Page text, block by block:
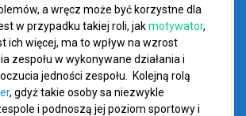
a wręcz może być korzystne dla
w przypadku takiej roli, jakmotywator,
ich więcej, ma to wpływ na wzrost
zespołu w wykonywane działania i
jedności zespołu. Kolejną rolą
, gdyż takie osoby sa niezwykle
i podnoszą jej poziom sportowy i